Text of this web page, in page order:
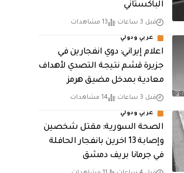
الباكستاني
قبل 3 ساعات 13 مشاهدات
عربي ودولي
اعلام إيراني: دوي انفجارين في
جزيرة قشم نتيجة التصدي لأهداف
معادية بمدخل مضيق هرمز
قبل 3 ساعات 14 مشاهدات
عربي ودولي
الصحة السورية: مقتل شخصين
وإصابة 13 اخرين بانفجار الحافلة
في جرمانا بريف دمشق